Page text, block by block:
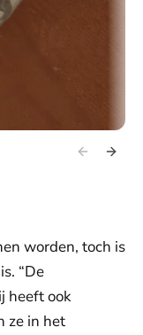
worden, toch is
“De
heeft ook
ze in het